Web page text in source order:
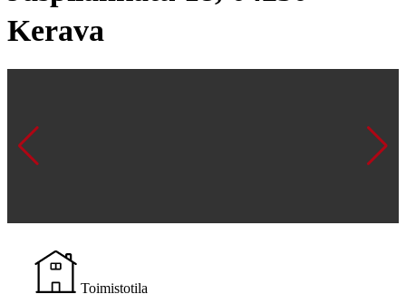
Kerava
Toimistotila